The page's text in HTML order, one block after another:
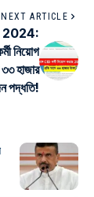
NEXT ARTICLE
2024:
নিয়োগ
হাজার
পদ্ধতি!